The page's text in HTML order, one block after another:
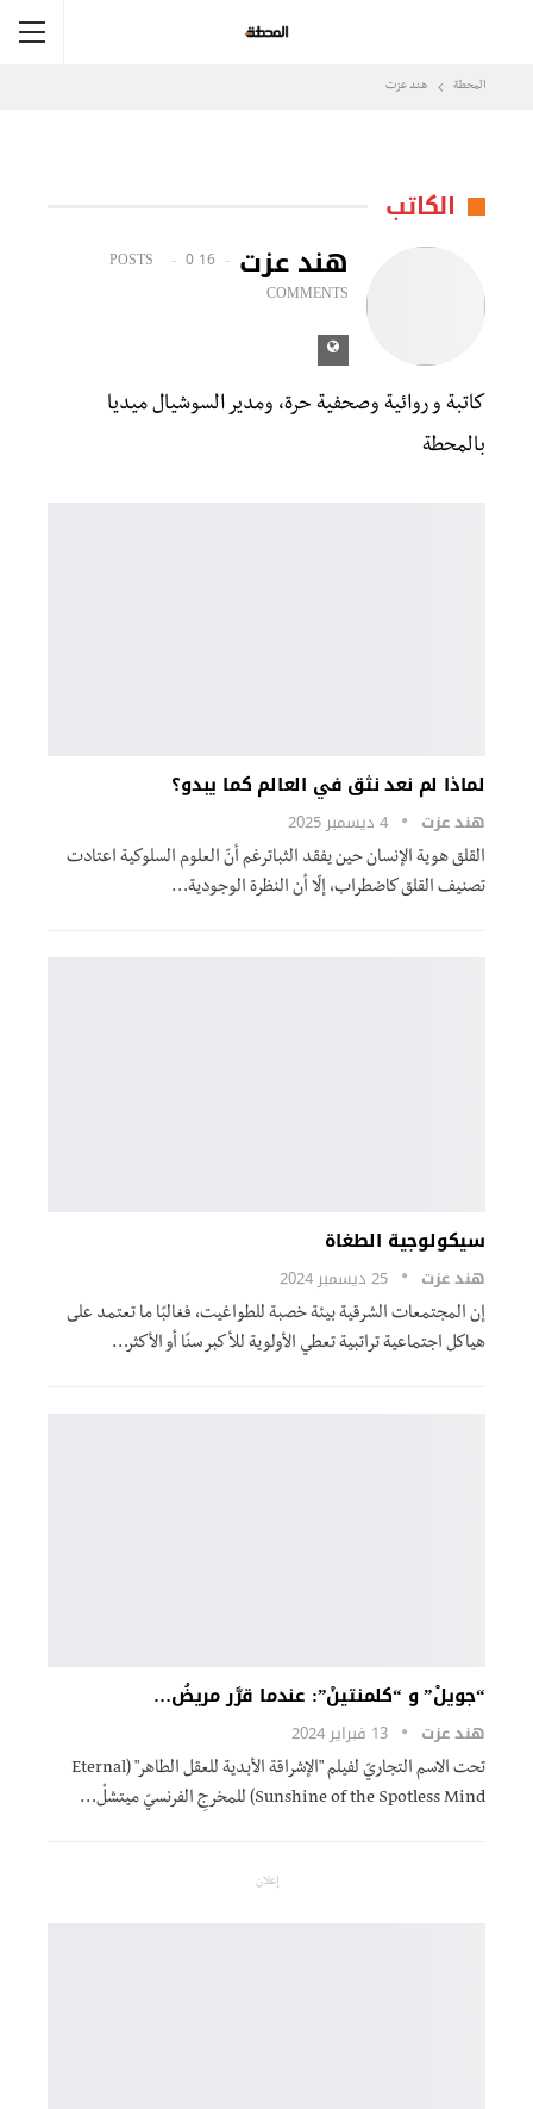
المحطة هند عزت
الكاتب
هند عزت 16 POSTS
0
COMMENTS
كاتبة و روائية وصحفية حرة، ومدير السوشيال ميديا
بالمحطة
لماذا لم نعد نثق في العالم كما يبدو؟
هند عزت 4 ديسمبر 2025
القلق هوية الإنسان حين يفقد الثباترغم أنّ العلوم السلوكية اعتادت
تصنيف القلق كاضطراب، إلّا أن النظرة الوجودية…
سيكولوجية الطغاة
هند عزت 25 ديسمبر 2024
إن المجتمعات الشرقية بيئة خصبة للطواغيت، فغالبًا ما تعتمد على
هياكل اجتماعية تراتبية تعطي الأولوية للأكبر سنًا أو الأكثر…
“جويلْ” و “كلمنتينْ”: عندما قرَّر مريضُ…
هند عزت 13 فبراير 2024
تحت الاسم التجاريّ لفيلم "الإشراقة الأبدية للعقل الطاهر" (Eternal
Sunshine of the Spotless Mind) للمخرجِ الفرنسيّ ميتشلْ…
إعلان